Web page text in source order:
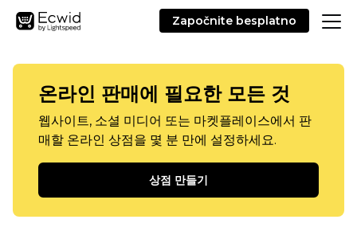
Započnite besplatno
온라인 판매에 필요한 모든 것
웹사이트, 소셜 미디어 또는 마켓플레이스에서 판
매할 온라인 상점을 몇 분 만에 설정하세요.
상점 만들기